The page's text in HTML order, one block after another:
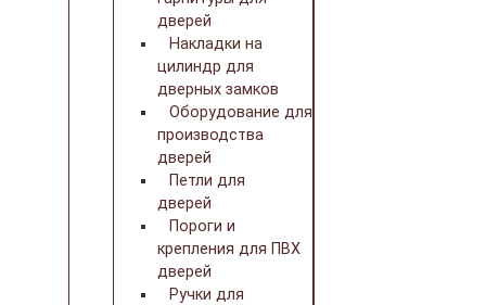
дверей
Накладки на
цилиндр для
дверных замков
Оборудование для
производства
дверей
Петли для
дверей
Пороги и
крепления для ПВХ
дверей
Ручки для